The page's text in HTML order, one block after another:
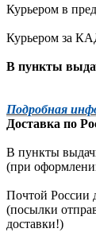
Курьером в
Курьером за
В пункты
Подробная
Доставка по
В пункты
(при
Почтой России
(посылки
доставки!)